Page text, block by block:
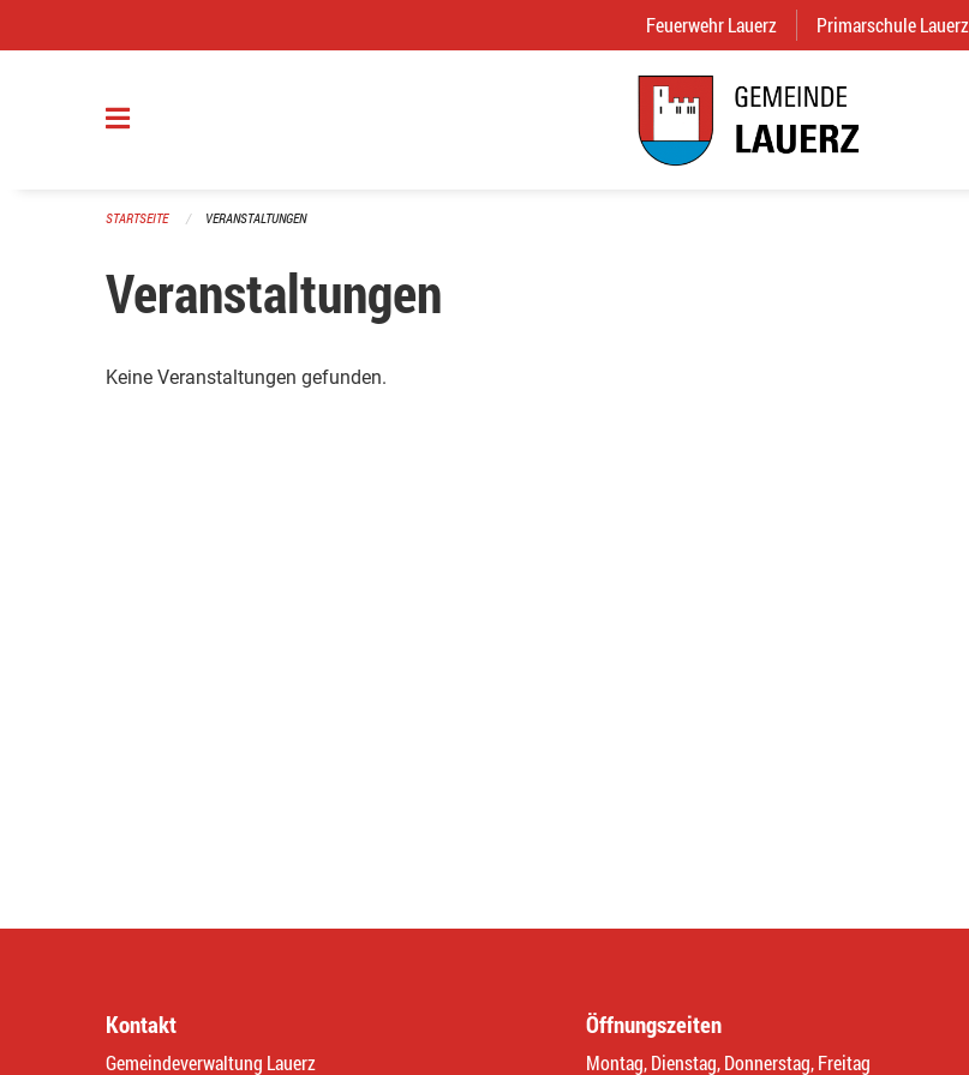
Feuerwehr Lauerz (External Link)
Primarschule Lauerz
STARTSEITE VERANSTALTUNGEN
Veranstaltungen
Keine Veranstaltungen gefunden.
Kontakt
Gemeindeverwaltung Lauerz
Öffnungszeiten
Montag, Dienstag, Donnerstag, Freitag